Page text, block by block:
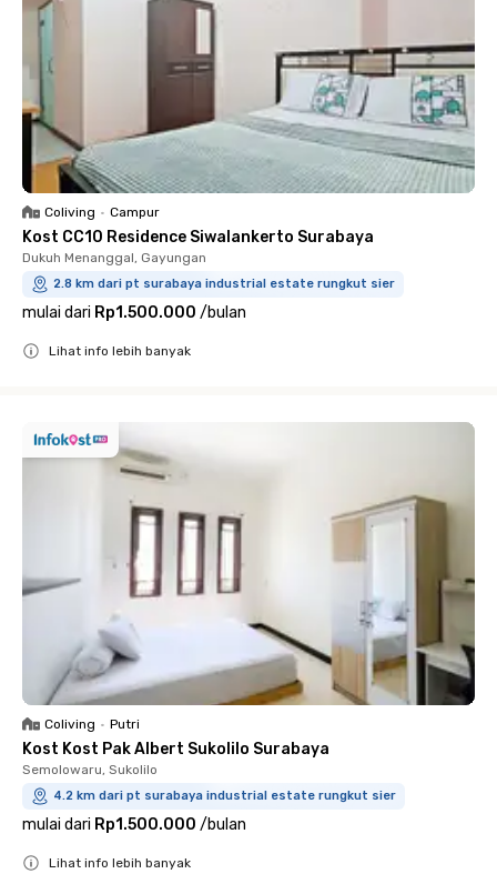
Coliving • Campur
Kost CC10 Residence Siwalankerto Surabaya
Dukuh Menanggal, Gayungan
2.8 km dari pt surabaya industrial estate rungkut sier
mulai dari Rp1.500.000 /bulan
Lihat info lebih banyak
Coliving • Putri
Kost Kost Pak Albert Sukolilo Surabaya
Semolowaru, Sukolilo
4.2 km dari pt surabaya industrial estate rungkut sier
mulai dari Rp1.500.000 /bulan
Lihat info lebih banyak